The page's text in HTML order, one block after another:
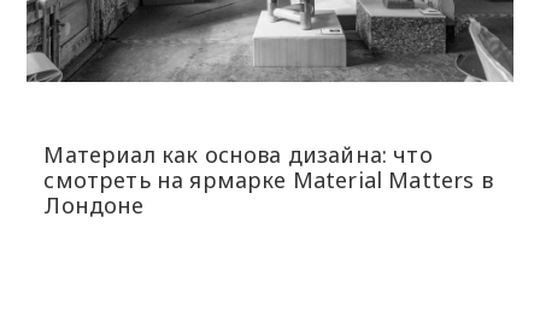
Материал как основа дизайна: что
смотреть на ярмарке Material Matters в
Лондоне